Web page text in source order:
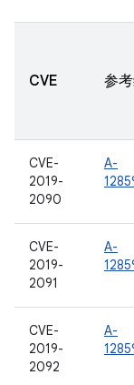
CVE 参
CVE-
2019-
2090
A-
CVE-
2019-
2091
A-
CVE-
2019-
2092
A-